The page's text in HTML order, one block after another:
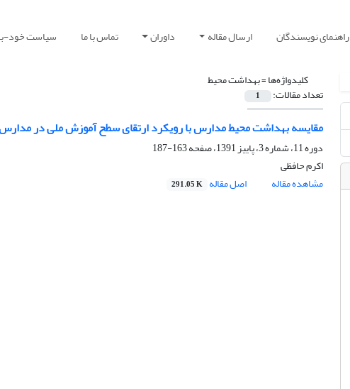
راهنمای نویسندگان ارسال مقاله داوران تماس با ما سیاست خود-
کلیدواژه‌ها =بهداشت محیط
تعداد مقالات: 1
مقایسه بهداشت محیط مدارس با رویکرد ارتقای سطح آموزش ملی در مدارس
دوره 11، شماره 3، پاییز 1391، صفحه
163-187
اکرم حافظی
مشاهده مقاله
اصل مقاله 291.05 K